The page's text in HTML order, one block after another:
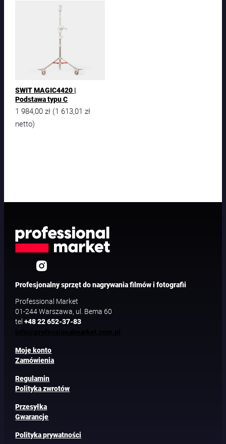
SWIT MAGIC4420 |
Podstawa typu C
1 984,00zł (1 613,01zł
netto)
Profesjonalny sprzęt do nagrywania filmów i fotografii
Professional Market
01-244 Warszawa, ul. Bema 60
tel+48 22 652-37-83
Moje konto
Zamówienia
Regulamin
Polityka zwrotów
Przesyłka
Gwarancje
Polityka prywatności